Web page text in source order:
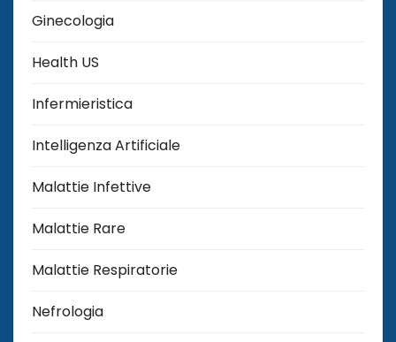
Ginecologia
Health US
Infermieristica
Intelligenza Artificiale
Malattie Infettive
Malattie Rare
Malattie Respiratorie
Nefrologia